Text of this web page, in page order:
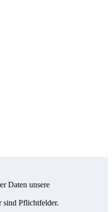
Daten unsere
sind Pflichtfelder.